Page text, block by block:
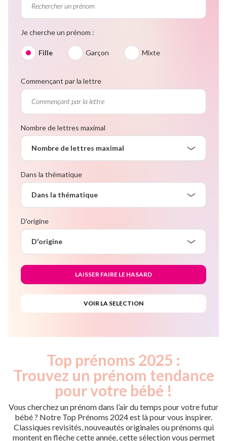
Je cherche un prénom :
Fille Garçon Mixte
Commençant par la lettre
Nombre de lettres maximal
Nombre de lettres maximal
Dans la thématique
Dans la thématique
D'origine
D'origine
Top prénoms 2025 :
Trouvez un prénom tendance
pour votre bébé !
Vous cherchez un prénom dans l’air du temps pour votre futur
bébé ? Notre Top Prénoms 2024 est là pour vous inspirer.
Classiques revisités, nouveautés originales ou prénoms qui
montent en flèche cette année, cette sélection vous permet